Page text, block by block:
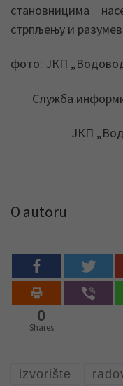
становницима
стрпљењу и
фото: ЈКП
Служба
ЈКП
O autoru
0
Shares
izvorište